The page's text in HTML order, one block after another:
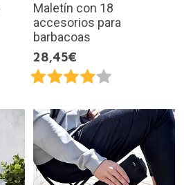
Maletín con 18
accesorios para
barbacoas
28,45€